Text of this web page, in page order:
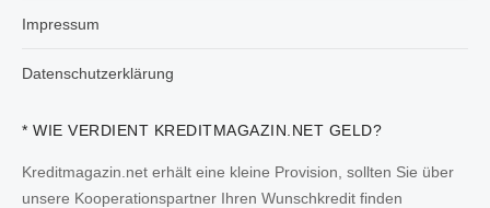
Impressum
Datenschutzerklärung
* WIE VERDIENT KREDITMAGAZIN.NET GELD?
Kreditmagazin.net erhält eine kleine Provision, sollten Sie über
unsere Kooperationspartner Ihren Wunschkredit finden